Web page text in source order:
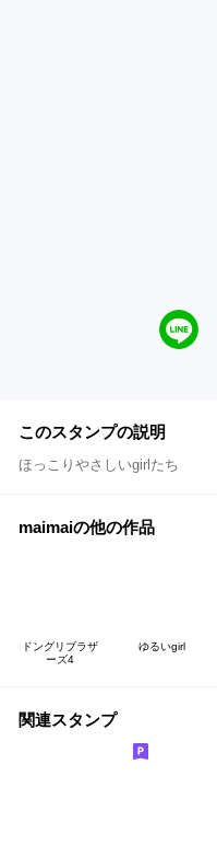
このスタンプの説明
ほっこりやさしいgirlたち
maimaiの他の作品
ドングリブラザ
ーズ4
ゆるいgirl
関連スタンプ